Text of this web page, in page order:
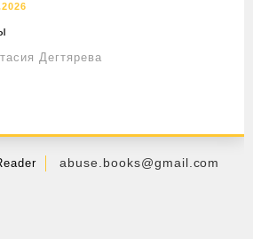
Дегтярева
abuse.books@gmail.com